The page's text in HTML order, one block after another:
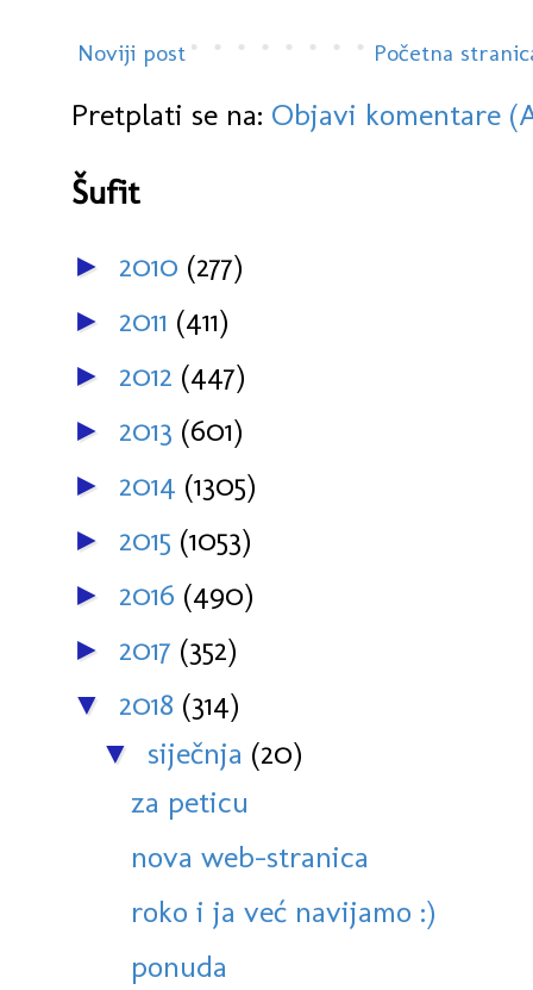
Noviji post Početna
Pretplati se na: Objavi komentare
Šufit
► 2010 (277)
► 2011 (411)
► 2012 (447)
► 2013 (601)
► 2014 (1305)
► 2015 (1053)
► 2016 (490)
► 2017 (352)
▼ 2018 (314)
▼ siječnja (20)
za peticu
nova web-stranica
roko i ja već navijamo :)
ponuda